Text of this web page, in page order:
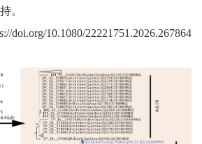
。
doi.org/10.1080/22221751.2026.267864